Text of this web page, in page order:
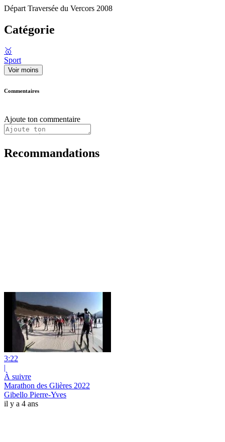
Départ Traversée du Vercors 2008
Catégorie
🥇
Sport
Voir moins
Commentaires
Ajoute ton commentaire
Recommandations
3:22
|
À suivre
Marathon des Glières 2022
Gibello Pierre-Yves
il y a 4 ans